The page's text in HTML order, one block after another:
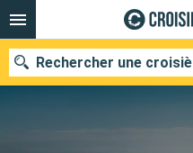
Rechercher une